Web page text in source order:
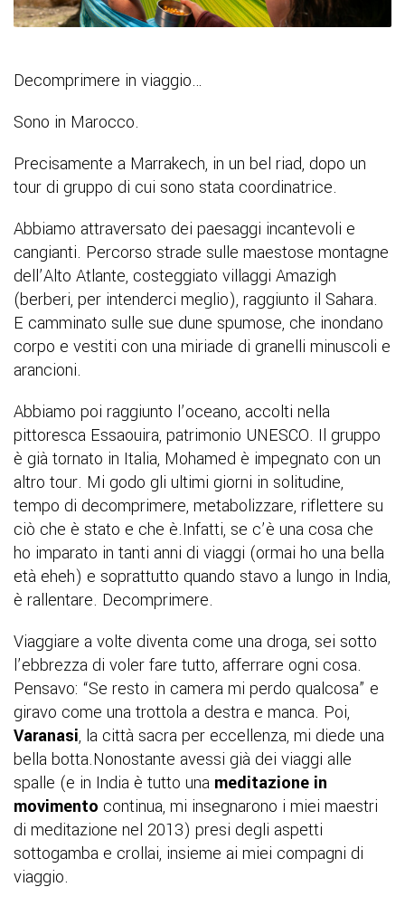
Decomprimere in viaggio…
Sono in Marocco.
Precisamente a Marrakech, in un bel riad, dopo un
tour di gruppo di cui sono stata coordinatrice.
Abbiamo attraversato dei paesaggi incantevoli e
cangianti. Percorso strade sulle maestose montagne
dell’Alto Atlante, costeggiato villaggi Amazigh
(berberi, per intenderci meglio), raggiunto il Sahara.
E camminato sulle sue dune spumose, che inondano
corpo e vestiti con una miriade di granelli minuscoli e
arancioni.
Abbiamo poi raggiunto l’oceano, accolti nella
pittoresca Essaouira, patrimonio UNESCO. Il gruppo
è già tornato in Italia, Mohamed è impegnato con un
altro tour. Mi godo gli ultimi giorni in solitudine,
tempo di decomprimere, metabolizzare, riflettere su
ciò che è stato e che è.Infatti, se c’è una cosa che
ho imparato in tanti anni di viaggi (ormai ho una bella
età eheh) e soprattutto quando stavo a lungo in India,
è rallentare. Decomprimere.
Viaggiare a volte diventa come una droga, sei sotto
l’ebbrezza di voler fare tutto, afferrare ogni cosa.
Pensavo: “Se resto in camera mi perdo qualcosa” e
giravo come una trottola a destra e manca. Poi,
Varanasi, la città sacra per eccellenza, mi diede una
bella botta.Nonostante avessi già dei viaggi alle
spalle (e in India è tutto una meditazione in
movimento continua, mi insegnarono i miei maestri
di meditazione nel 2013) presi degli aspetti
sottogamba e crollai, insieme ai miei compagni di
viaggio.